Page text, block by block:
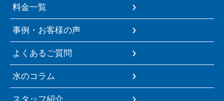
料金一覧
事例・お客様の声
よくあるご質問
水のコラム